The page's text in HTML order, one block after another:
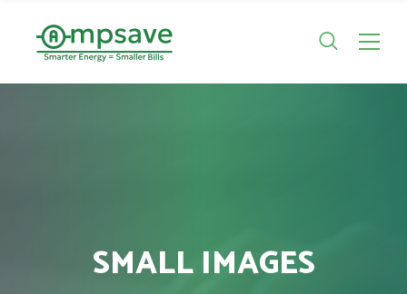
SMALL IMAGES